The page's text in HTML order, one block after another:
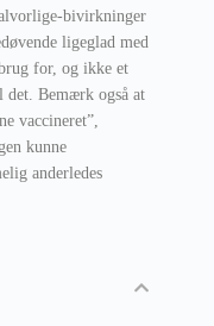
bivirkninger
ligeglad med
for, og ikke et
det. Bemærk også at
vaccineret”,
kunne
anderledes